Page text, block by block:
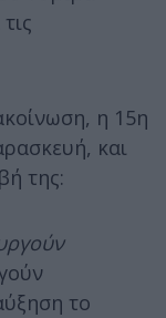
η 15η
και
της:
το